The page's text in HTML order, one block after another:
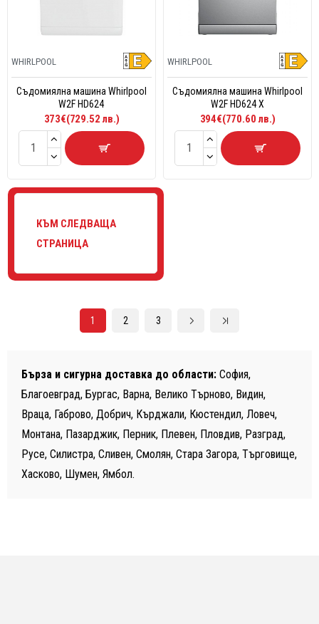
Бърза и сигурна доставка до области: София,
Благоевград, Бургас, Варна, Велико Търново, Видин,
Враца, Габрово, Добрич, Кърджали, Кюстендил, Ловеч,
Монтана, Пазарджик, Перник, Плевен, Пловдив, Разград,
Русе, Силистра, Сливен, Смолян, Стара Загора, Търговище,
Хасково, Шумен, Ямбол.
WHIRLPOOL
Съдомиялна машина Whirlpool
W2F HD624
373€(729.52 лв.)
WHIRLPOOL
Съдомиялна машина Whirlpool
W2F HD624 X
394€(770.60 лв.)
КЪМ СЛЕДВАЩА
СТРАНИЦА
1 2 3